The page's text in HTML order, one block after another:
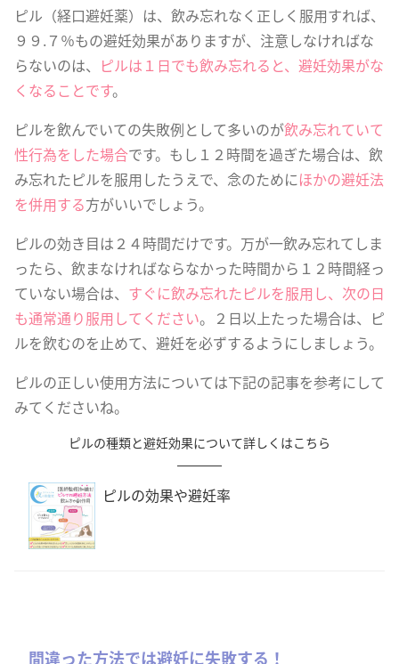
ピル（経口避妊薬）は、飲み忘れなく正しく服用すれば、
９９.７％もの避妊効果がありますが、注意しなければな
らないのは、 ピルは１日でも飲み忘れると、避妊効果がな
くなることです。
ピルを飲んでいての失敗例として多いのが飲み忘れていて
性行為をした場合です。もし１２時間を過ぎた場合は、飲
み忘れたピルを服用したうえで、念のためにほかの避妊法
を併用する方がいいでしょう。
ピルの効き目は２４時間だけです。万が一飲み忘れてしま
ったら、飲まなければならなかった時間から１２時間経っ
ていない場合は、 すぐに飲み忘れたピルを服用し、次の日
も通常通り服用してください。２日以上たった場合は、ピ
ルを飲むのを止めて、避妊を必ずするようにしましょう。
ピルの正しい使用方法については下記の記事を参考にして
みてくださいね。
ピルの種類と避妊効果について詳しくはこちら
ピルの効果や避妊率
間違った方法では避妊に失敗する！